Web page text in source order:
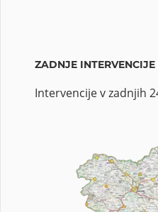
ZADNJE INTERVENCIJE
Intervencije v zadnjih